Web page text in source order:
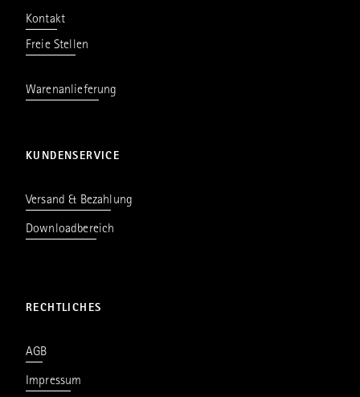
Kontakt
Freie Stellen
Warenanlieferung
KUNDENSERVICE
Versand & Bezahlung
Downloadbereich
RECHTLICHES
AGB
Impressum